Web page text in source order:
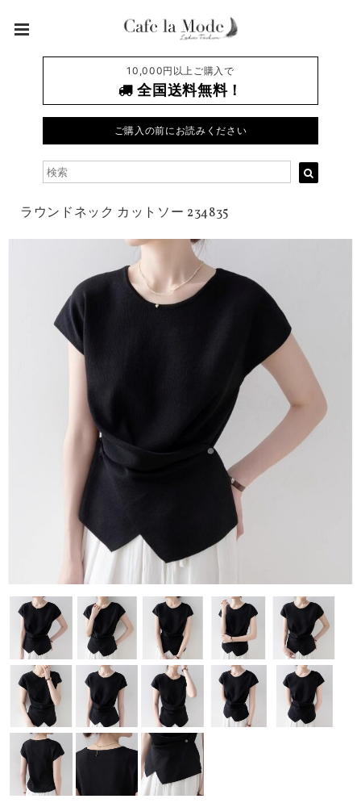
10,000円以上ご購入で
全国送料無料！
ご購入の前にお読みください
ラウンドネック カットソー 234835